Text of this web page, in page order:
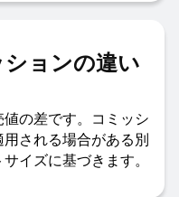
ョンの違い
の差です。コミッシ
される場合がある別
イズに基づきます。